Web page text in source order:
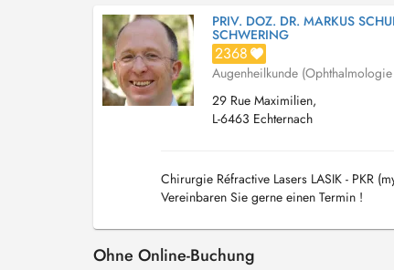
PRIV. DOZ. DR. MARKUS
SCHWERING
2368
Augenheilkunde
29 Rue Maximilien,
L-6463 Echternach
Chirurgie Réfractive Lasers LASIK - PKR
Vereinbaren Sie gerne einen Termin !
Ohne Online-Buchung